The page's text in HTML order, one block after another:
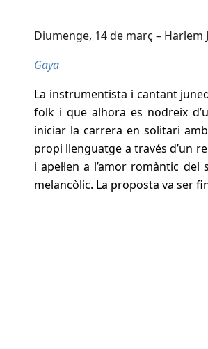
Diumenge, 14 de març – Harlem
Gaya
La instrumentista i cantant
folk i que alhora es nodreix
iniciar la carrera en solitari
propi llenguatge a través d’un
i apel·len a l’amor romàntic
melancòlic. La proposta va ser